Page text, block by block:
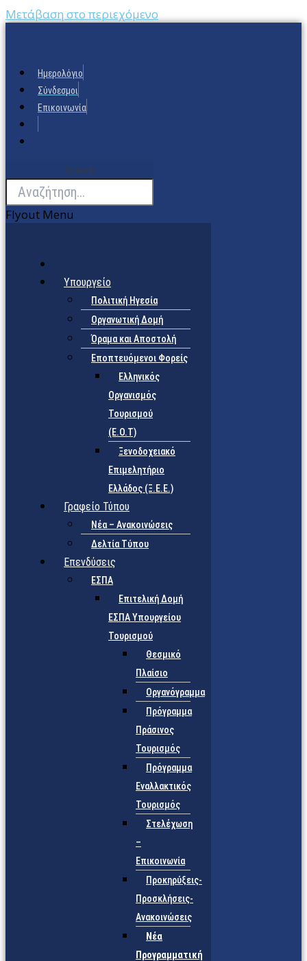
Μετάβαση στο περιεχόμενο
Ημερολόγιο
Σύνδεσμοι
Επικοινωνία
Search
Flyout Menu
Υπουργείο
Πολιτική Ηγεσία
Οργανωτική Δομή
Όραμα και Αποστολή
Εποπτευόμενοι Φορείς
Eλληνικός
Οργανισμός
Τουρισμού
(Ε.Ο.Τ)
Ξενοδοχειακό
Επιμελητήριο
Ελλάδος (Ξ.Ε.Ε.)
Γραφείο Τύπου
Νέα – Ανακοινώσεις
Δελτία Τύπου
Επενδύσεις
ΕΣΠΑ
Επιτελική Δομή
ΕΣΠΑ Υπουργείου
Τουρισμού
Θεσμικό
Πλαίσιο
Οργανόγραμμα
Πρόγραμμα
Πράσινος
Τουρισμός
Πρόγραμμα
Εναλλακτικός
Τουρισμός
Στελέχωση
–
Επικοινωνία
Προκηρύξεις-
Προσκλήσεις-
Ανακοινώσεις
Νέα
Προγραμματική